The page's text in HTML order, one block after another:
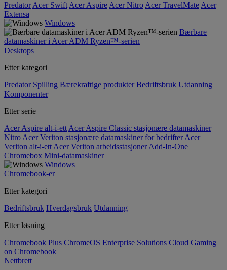
Predator Acer Swift Acer Aspire Acer Nitro Acer TravelMate Acer
Extensa
Windows
Bærbare
datamaskiner i Acer ADM Ryzen™-serien
Desktops
Etter kategori
Predator Spilling Bærekraftige produkter Bedriftsbruk Utdanning
Komponenter
Etter serie
Acer Aspire alt-i-ett Acer Aspire Classic stasjonære datamaskiner
Nitro Acer Veriton stasjonære datamaskiner for bedrifter Acer
Veriton alt-i-ett Acer Veriton arbeidsstasjoner Add-In-One
Chromebox Mini-datamaskiner
Windows
Chromebook-er
Etter kategori
Bedriftsbruk Hverdagsbruk Utdanning
Etter løsning
Chromebook Plus ChromeOS Enterprise Solutions Cloud Gaming
on Chromebook
Nettbrett